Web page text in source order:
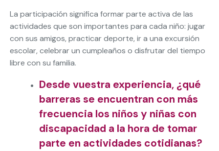
La participación significa formar parte activa de las
actividades que son importantes para cada niño: jugar
con sus amigos, practicar deporte, ir a una excursión
escolar, celebrar un cumpleaños o disfrutar del tiempo
libre con su familia.
Desde vuestra experiencia, ¿qué
barreras se encuentran con más
frecuencia los niños y niñas con
discapacidad a la hora de tomar
parte en actividades cotidianas?